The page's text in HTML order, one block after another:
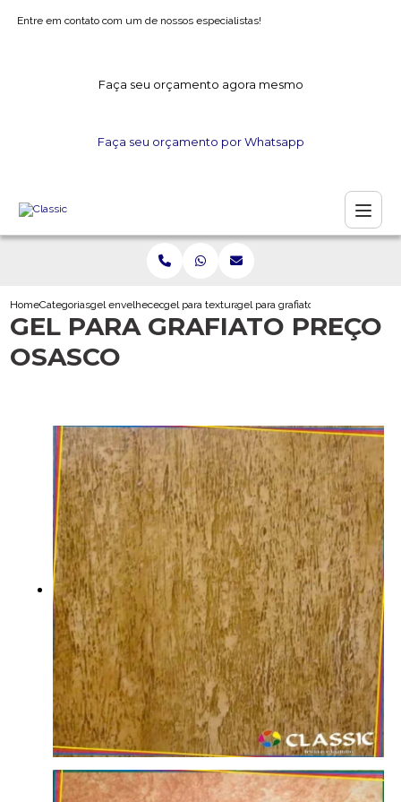
Entre em contato com um de nossos especialistas!
Faça seu orçamento agora mesmo
Faça seu orçamento por Whatsapp
HomeCategoriasgel envelhecedorgel para texturagel para grafiato preco osasco
GEL PARA GRAFIATO PREÇO
OSASCO